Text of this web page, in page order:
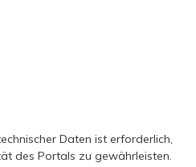
Daten ist erforderlich,
des Portals zu gewährleisten.